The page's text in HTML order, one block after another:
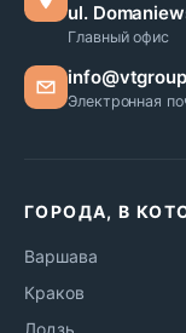
ul.
Главный офис
Электронная
ГОРОДА, В
Варшава
Краков
Лодзь